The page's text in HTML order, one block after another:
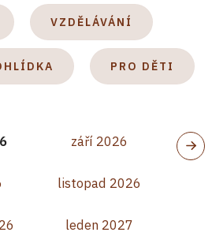
VZDĚLÁVÁNÍ
PRO DĚTI
září 2026
listopad 2026
leden 2027